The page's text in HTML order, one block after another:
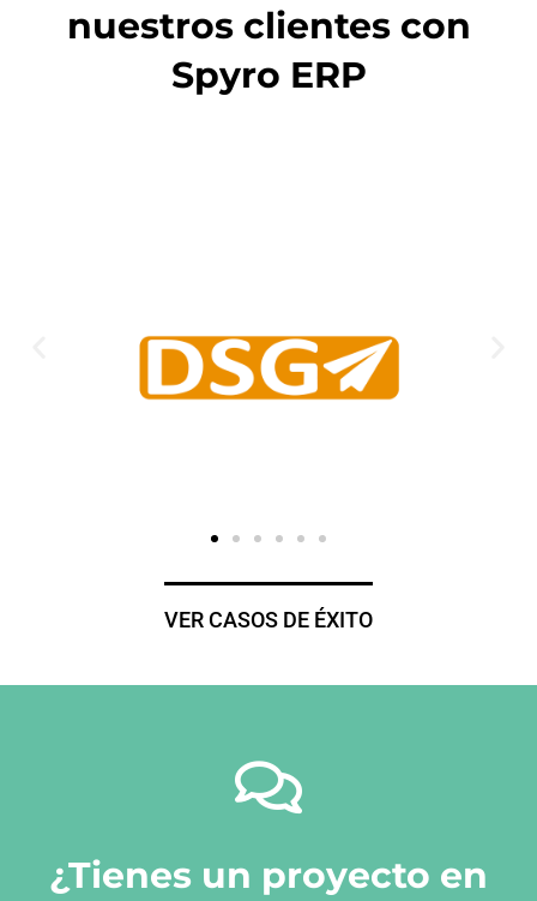
nuestros clientes con
Spyro ERP
VER CASOS DE ÉXITO
¿Tienes un proyecto en